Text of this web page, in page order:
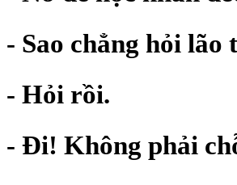
- Sao chẳng hỏi lão
- Hỏi rồi.
- Đi! Không phải